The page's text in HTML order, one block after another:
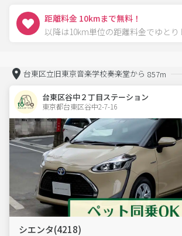
距離料金 10kmまで無料！
以降は10km単位の距離料金でゆとり
台東区立旧東京音楽学校奏楽堂から 857m
台東区谷中２丁目ステーション
東京都台東区谷中2-7-16
シエンタ(4218)